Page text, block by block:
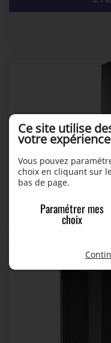
Ce site utilise
votre
Vous pouvez
choix en cliquant sur
bas de page.
Paramétrer mes
choix